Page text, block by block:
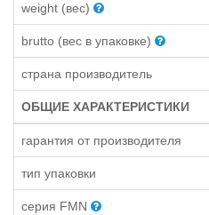
weight (вес)
brutto (вес в упаковке)
страна производитель
ОБЩИЕ ХАРАКТЕРИСТИКИ
гарантия от производителя
тип упаковки
серия FMN